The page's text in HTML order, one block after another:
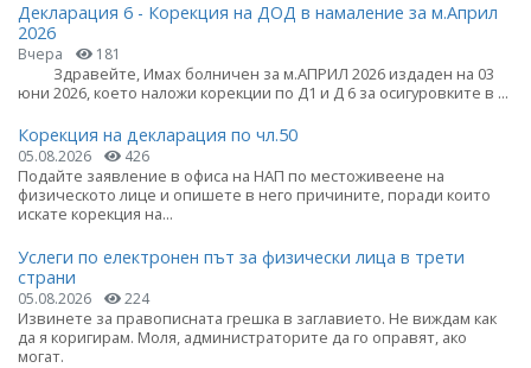
Декларация 6 - Корекция на ДОД в намаление за м.Април
2026
Вчера 181
Здравейте, Имах болничен за м.АПРИЛ 2026 издаден на 03
юни 2026, което наложи корекции по Д1 и Д 6 за осигуровките в ...
Корекция на декларация по чл.50
05.08.2026 426
Подайте заявление в офиса на НАП по местоживеене на
физическото лице и опишете в него причините, поради които
искате корекция на...
Услеги по електронен път за физически лица в трети
страни
05.08.2026 224
Извинете за правописната грешка в заглавието. Не виждам как
да я коригирам. Моля, администраторите да го оправят, ако
могат.